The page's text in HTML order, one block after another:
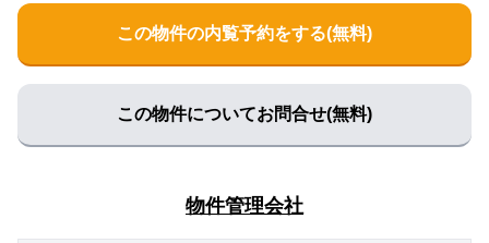
この物件の内覧予約をする(無料)
この物件についてお問合せ(無料)
物件管理会社